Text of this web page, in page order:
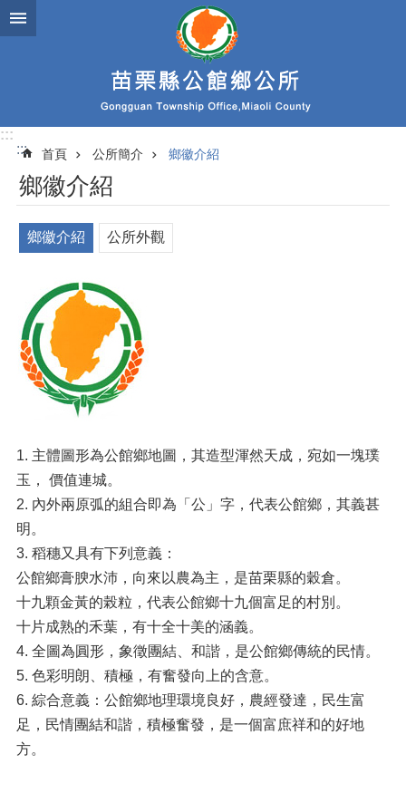
跳到主要內容區塊
:::
:::
首頁 公所簡介 鄉徽介紹
鄉徽介紹
鄉徽介紹 公所外觀
1. 主體圖形為公館鄉地圖，其造型渾然天成，宛如一塊璞
玉， 價值連城。
2. 內外兩原弧的組合即為「公」字，代表公館鄉，其義甚
明。
3. 稻穗又具有下列意義：
公館鄉膏腴水沛，向來以農為主，是苗栗縣的穀倉。
十九顆金黃的榖粒，代表公館鄉十九個富足的村別。
十片成熟的禾葉，有十全十美的涵義。
4. 全圖為圓形，象徵團結、和諧，是公館鄉傳統的民情。
5. 色彩明朗、積極，有奮發向上的含意。
6. 綜合意義：公館鄉地理環境良好，農經發達，民生富
足，民情團結和諧，積極奮發，是一個富庶祥和的好地
方。